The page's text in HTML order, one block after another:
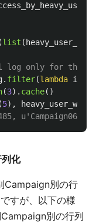
(list (
. filter(lambda item
(3). cache()
(5),
化
Campaign別の行
すが、以下の様
別の行列